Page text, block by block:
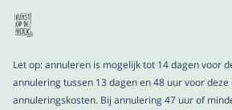
Let op: annuleren is mogelijk tot 14 dagen voor
annulering tussen 13 dagen en 48 uur voor
annuleringskosten. Bij annulering 47 uur of